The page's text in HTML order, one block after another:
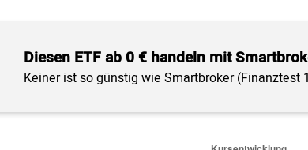
Diesen ETF ab 0 € handeln mit
Keiner ist so günstig wie Smartbroker (Finanztest